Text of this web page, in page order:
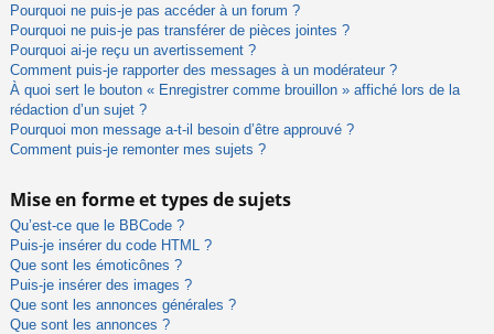
Pourquoi ne puis-je pas accéder à un forum ?
Pourquoi ne puis-je pas transférer de pièces jointes ?
Pourquoi ai-je reçu un avertissement ?
Comment puis-je rapporter des messages à un modérateur ?
À quoi sert le bouton « Enregistrer comme brouillon » affiché lors de la
rédaction d’un sujet ?
Pourquoi mon message a-t-il besoin d’être approuvé ?
Comment puis-je remonter mes sujets ?
Mise en forme et types de sujets
Qu’est-ce que le BBCode ?
Puis-je insérer du code HTML ?
Que sont les émoticônes ?
Puis-je insérer des images ?
Que sont les annonces générales ?
Que sont les annonces ?